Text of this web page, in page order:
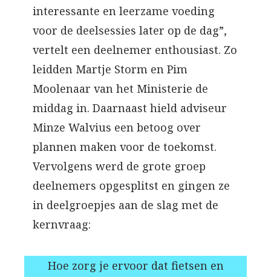
interessante en leerzame voeding
voor de deelsessies later op de dag”,
vertelt een deelnemer enthousiast. Zo
leidden Martje Storm en Pim
Moolenaar van het Ministerie de
middag in. Daarnaast hield adviseur
Minze Walvius een betoog over
plannen maken voor de toekomst.
Vervolgens werd de grote groep
deelnemers opgesplitst en gingen ze
in deelgroepjes aan de slag met de
kernvraag:
Hoe zorg je ervoor dat fietsen en